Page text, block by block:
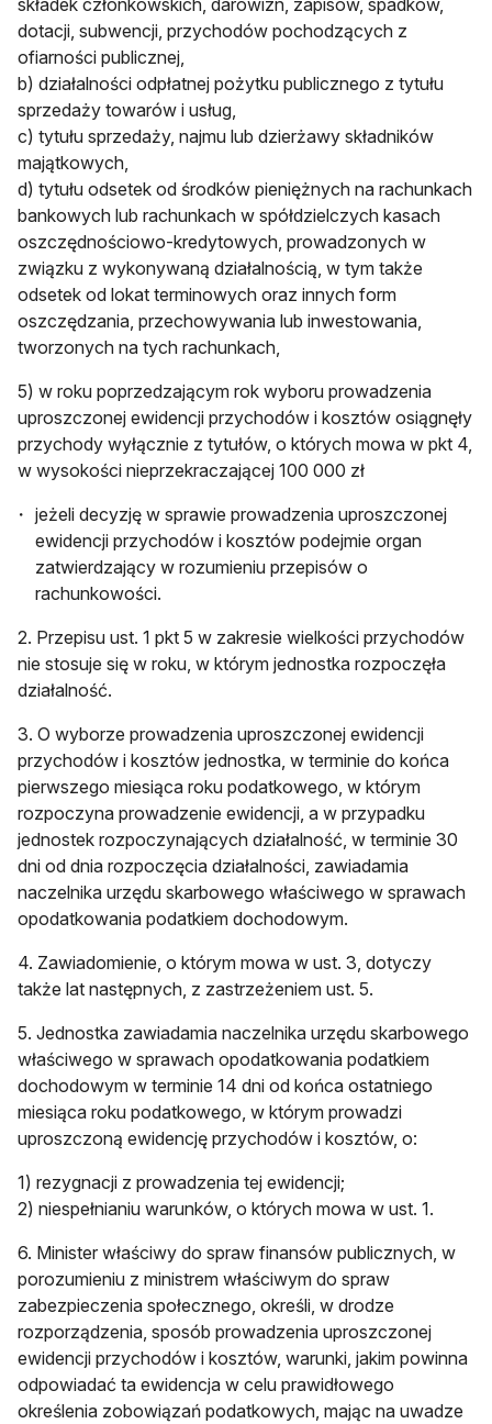
składek członkowskich, darowizn, zapisów, spadków,
dotacji, subwencji, przychodów pochodzących z
ofiarności publicznej,
b) działalności odpłatnej pożytku publicznego z tytułu
sprzedaży towarów i usług,
c) tytułu sprzedaży, najmu lub dzierżawy składników
majątkowych,
d) tytułu odsetek od środków pieniężnych na rachunkach
bankowych lub rachunkach w spółdzielczych kasach
oszczędnościowo-kredytowych, prowadzonych w
związku z wykonywaną działalnością, w tym także
odsetek od lokat terminowych oraz innych form
oszczędzania, przechowywania lub inwestowania,
tworzonych na tych rachunkach,
5) w roku poprzedzającym rok wyboru prowadzenia
uproszczonej ewidencji przychodów i kosztów osiągnęły
przychody wyłącznie z tytułów, o których mowa w pkt 4,
w wysokości nieprzekraczającej 100 000 zł
jeżeli decyzję w sprawie prowadzenia uproszczonej
ewidencji przychodów i kosztów podejmie organ
zatwierdzający w rozumieniu przepisów o
rachunkowości.
2. Przepisu ust. 1 pkt 5 w zakresie wielkości przychodów
nie stosuje się w roku, w którym jednostka rozpoczęła
działalność.
3. O wyborze prowadzenia uproszczonej ewidencji
przychodów i kosztów jednostka, w terminie do końca
pierwszego miesiąca roku podatkowego, w którym
rozpoczyna prowadzenie ewidencji, a w przypadku
jednostek rozpoczynających działalność, w terminie 30
dni od dnia rozpoczęcia działalności, zawiadamia
naczelnika urzędu skarbowego właściwego w sprawach
opodatkowania podatkiem dochodowym.
4. Zawiadomienie, o którym mowa w ust. 3, dotyczy
także lat następnych, z zastrzeżeniem ust. 5.
5. Jednostka zawiadamia naczelnika urzędu skarbowego
właściwego w sprawach opodatkowania podatkiem
dochodowym w terminie 14 dni od końca ostatniego
miesiąca roku podatkowego, w którym prowadzi
uproszczoną ewidencję przychodów i kosztów, o:
1) rezygnacji z prowadzenia tej ewidencji;
2) niespełnianiu warunków, o których mowa w ust. 1.
6. Minister właściwy do spraw finansów publicznych, w
porozumieniu z ministrem właściwym do spraw
zabezpieczenia społecznego, określi, w drodze
rozporządzenia, sposób prowadzenia uproszczonej
ewidencji przychodów i kosztów, warunki, jakim powinna
odpowiadać ta ewidencja w celu prawidłowego
określenia zobowiązań podatkowych, mając na uwadze